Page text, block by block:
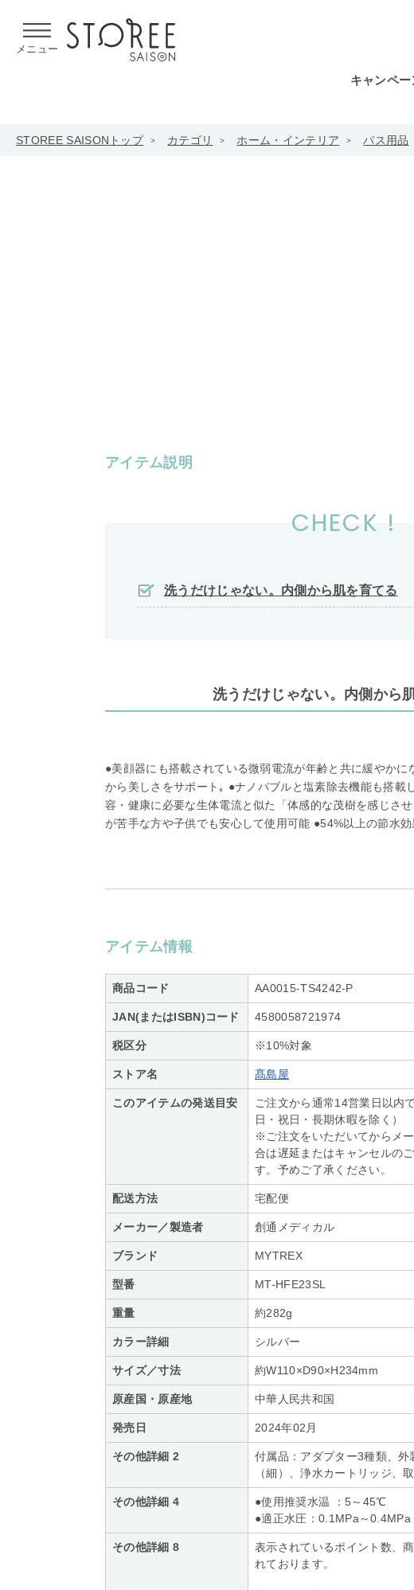
メニュー
キャンペ
STOREE SAISONトップ カテゴリ ホーム・インテリア バス用品
アイテム説明
CHECK !
洗うだけじゃない。内側から肌を育てる
洗うだけじゃない。内側から
●美顔器にも搭載されている微弱電流が年齢と共に緩やかに
から美しさをサポート｡ ●ナノバブルと塩素除去機能も搭載
容・健康に必要な生体電流と似た「体感的な茂樹を感じさ
が苦手な方や子供でも安心して使用可能 ●54%以上の節水
アイテム情報
商品コード AA0015-TS4242-P
JAN(またはISBN)コード 4580058721974
税区分 ※10%対象
ストア名 髙島屋
このアイテムの発送目安
ご注文から通常14営業日以内
日・祝日・長期休暇を除く）
※ご注文をいただいてからメ
合は遅延またはキャンセルの
す。予めご了承ください。
配送方法 宅配便
メーカー／製造者 創通メディカル
ブランド MYTREX
型番 MT-HFE23SL
重量 約282g
カラー詳細 シルバー
サイズ／寸法 約W110×D90×H234mm
原産国・原産地 中華人民共和国
発売日 2024年02月
その他詳細 2
付属品：アダプター3種類、外
（細）、浄水カートリッジ、
その他詳細 4
●使用推奨水温 ：5～45℃
●適正水圧：0.1MPa～0.4MPa
その他詳細 8
表示されているポイント数、
れております。